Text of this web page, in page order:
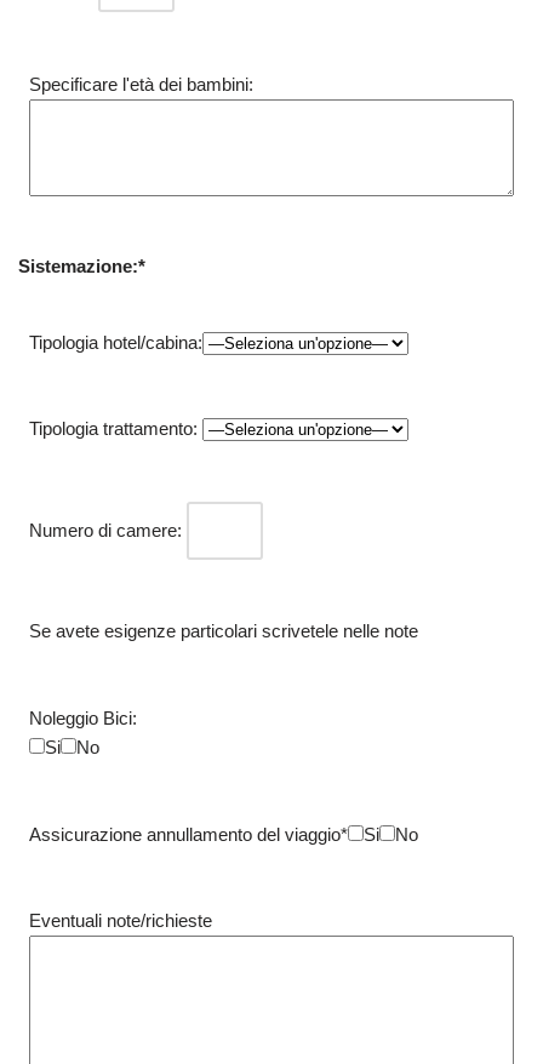
Specificare l'età dei bambini:
Sistemazione:*
Tipologia hotel/cabina:
Tipologia trattamento:
Numero di camere:
Se avete esigenze particolari scrivetele nelle note
Noleggio Bici:
Si
No
Assicurazione annullamento del viaggio* Si No
Eventuali note/richieste